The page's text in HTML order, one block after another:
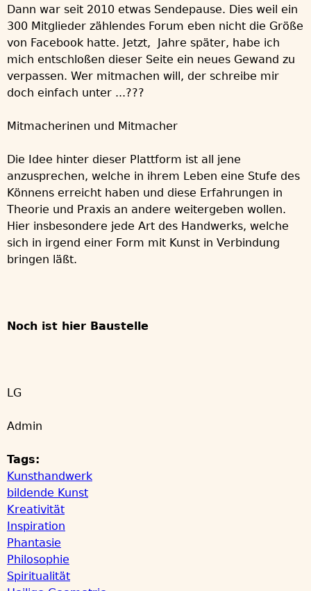
Dann war seit 2010 etwas Sendepause. Dies weil ein
300 Mitglieder zählendes Forum eben nicht die Größe
von Facebook hatte. Jetzt, Jahre später, habe ich
mich entschloßen dieser Seite ein neues Gewand zu
verpassen. Wer mitmachen will, der schreibe mir
doch einfach unter ...???
Mitmacherinen und Mitmacher
Die Idee hinter dieser Plattform ist all jene
anzusprechen, welche in ihrem Leben eine Stufe des
Könnens erreicht haben und diese Erfahrungen in
Theorie und Praxis an andere weitergeben wollen.
Hier insbesondere jede Art des Handwerks, welche
sich in irgend einer Form mit Kunst in Verbindung
bringen läßt.
Noch ist hier Baustelle
LG
Admin
Tags:
Kunsthandwerk
bildende Kunst
Kreativität
Inspiration
Phantasie
Philosophie
Spiritualität